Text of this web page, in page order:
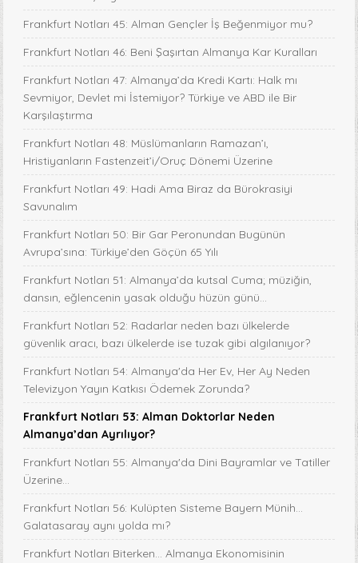
Frankfurt Notları 45: Alman Gençler İş Beğenmiyor mu?
Frankfurt Notları 46: Beni Şaşırtan Almanya Kar Kuralları
Frankfurt Notları 47: Almanya’da Kredi Kartı: Halk mı
Sevmiyor, Devlet mi İstemiyor? Türkiye ve ABD ile Bir
Karşılaştırma
Frankfurt Notları 48: Müslümanların Ramazan’ı,
Hristiyanların Fastenzeit’i/Oruç Dönemi Üzerine
Frankfurt Notları 49: Hadi Ama Biraz da Bürokrasiyi
Savunalım
Frankfurt Notları 50: Bir Gar Peronundan Bugünün
Avrupa’sına: Türkiye’den Göçün 65 Yılı
Frankfurt Notları 51: Almanya’da kutsal Cuma; müziğin,
dansın, eğlencenin yasak olduğu hüzün günü…
Frankfurt Notları 52: Radarlar neden bazı ülkelerde
güvenlik aracı, bazı ülkelerde ise tuzak gibi algılanıyor?
Frankfurt Notları 54: Almanya'da Her Ev, Her Ay Neden
Televizyon Yayın Katkısı Ödemek Zorunda?
Frankfurt Notları 53: Alman Doktorlar Neden
Almanya’dan Ayrılıyor?
Frankfurt Notları 55: Almanya'da Dini Bayramlar ve Tatiller
Üzerine...
Frankfurt Notları 56: Kulüpten Sisteme Bayern Münih...
Galatasaray aynı yolda mı?
Frankfurt Notları Biterken... Almanya Ekonomisinin